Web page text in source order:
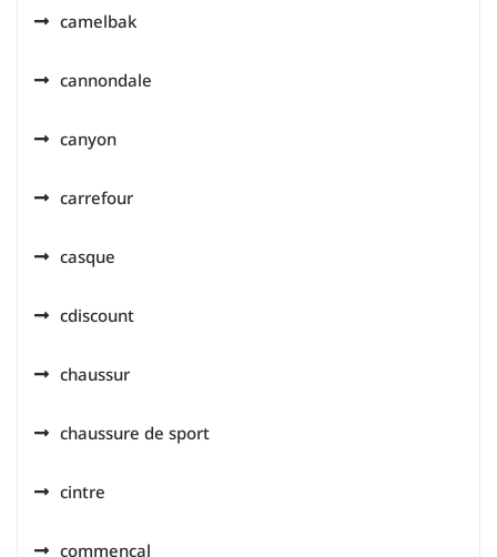
camelbak
cannondale
canyon
carrefour
casque
cdiscount
chaussur
chaussure de sport
cintre
commencal